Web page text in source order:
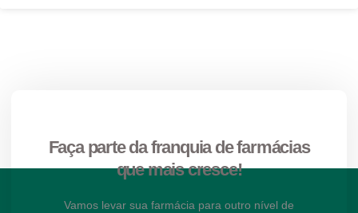
Faça parte da franquia de farmácias
que mais cresce!
Vamos levar sua farmácia para outro nível de